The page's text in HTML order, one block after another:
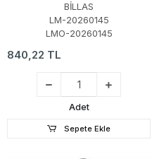
BİLLAS
LM-20260145
LMO-20260145
840,22 TL
Adet
Sepete Ekle